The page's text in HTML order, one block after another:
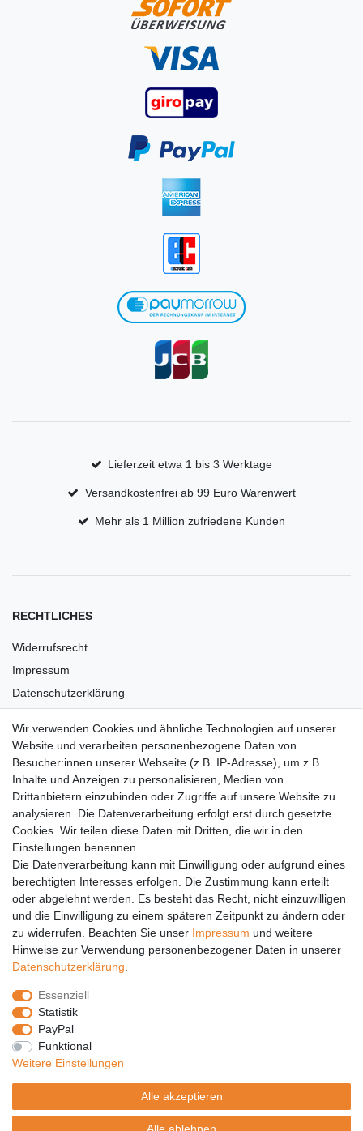
Lieferzeit etwa 1 bis 3 Werktage
Versandkostenfrei ab 99 Euro Warenwert
Mehr als 1 Million zufriedene Kunden
RECHTLICHES
Widerrufsrecht
Impressum
Datenschutzerklärung
Versandkosten
Barrierefreiheit
Anleitungen
Vertrag widerrufen
PARTNER
DHL
GLS
PaketPLUS
SPONSORING
Malchower SV 90
Malchower Wölfe
ZERTIFIKATE
Händlerbund
Trusted Shops
Wir verwenden Cookies und ähnliche Technologien auf unserer
Website und verarbeiten personenbezogene Daten von
Besucher:innen unserer Webseite (z.B. IP-Adresse), um z.B.
Inhalte und Anzeigen zu personalisieren, Medien von
Drittanbietern einzubinden oder Zugriffe auf unsere Website zu
analysieren. Die Datenverarbeitung erfolgt erst durch gesetzte
Cookies. Wir teilen diese Daten mit Dritten, die wir in den
Einstellungen benennen.
Die Datenverarbeitung kann mit Einwilligung oder aufgrund eines
berechtigten Interesses erfolgen. Die Zustimmung kann erteilt
oder abgelehnt werden. Es besteht das Recht, nicht einzuwilligen
und die Einwilligung zu einem späteren Zeitpunkt zu ändern oder
zu widerrufen. Beachten Sie unser Impressum und weitere
Hinweise zur Verwendung personenbezogener Daten in unserer
Daten­schutz­erklärung
Essenziell
Statistik
PayPal
Funktional
Weitere Einstellungen
Alle akzeptieren